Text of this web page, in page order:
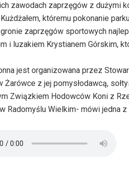
zawodach zaprzęgów z dużymi
któremu pokonanie
zaprzęgów sportowych
i luzakiem Krystianem Górskim,
jest organizowana przez
Żarówce z jej pomysłodawcą,
Związkiem Hodowców Koni z
Radomyślu Wielkim- mówi jedna